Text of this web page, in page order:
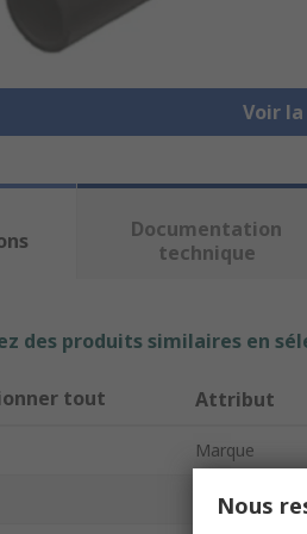
Voir
Documentation
technique
des produits similaires en
tout Attribut
Marque
Colour
Nous